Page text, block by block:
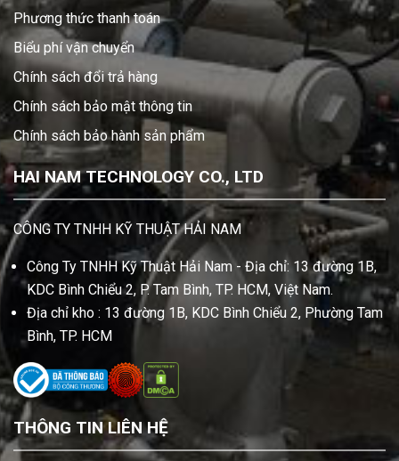
Phương thức thanh toán
Biểu phí vận chuyển
Chính sách đổi trả hàng
Chính sách bảo mật thông tin
Chính sách bảo hành sản phẩm
HAI NAM TECHNOLOGY CO., LTD
CÔNG TY TNHH KỸ THUẬT HẢI NAM
Công Ty TNHH Kỹ Thuật Hải Nam - Địa chỉ: 13 đường 1B,
KDC Bình Chiểu 2, P. Tam Bình, TP. HCM, Việt Nam.
Địa chỉ kho : 13 đường 1B, KDC Bình Chiểu 2, Phường Tam
Bình, TP. HCM
THÔNG TIN LIÊN HỆ